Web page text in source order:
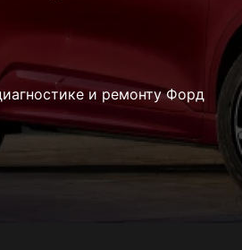
и ремонту Форд